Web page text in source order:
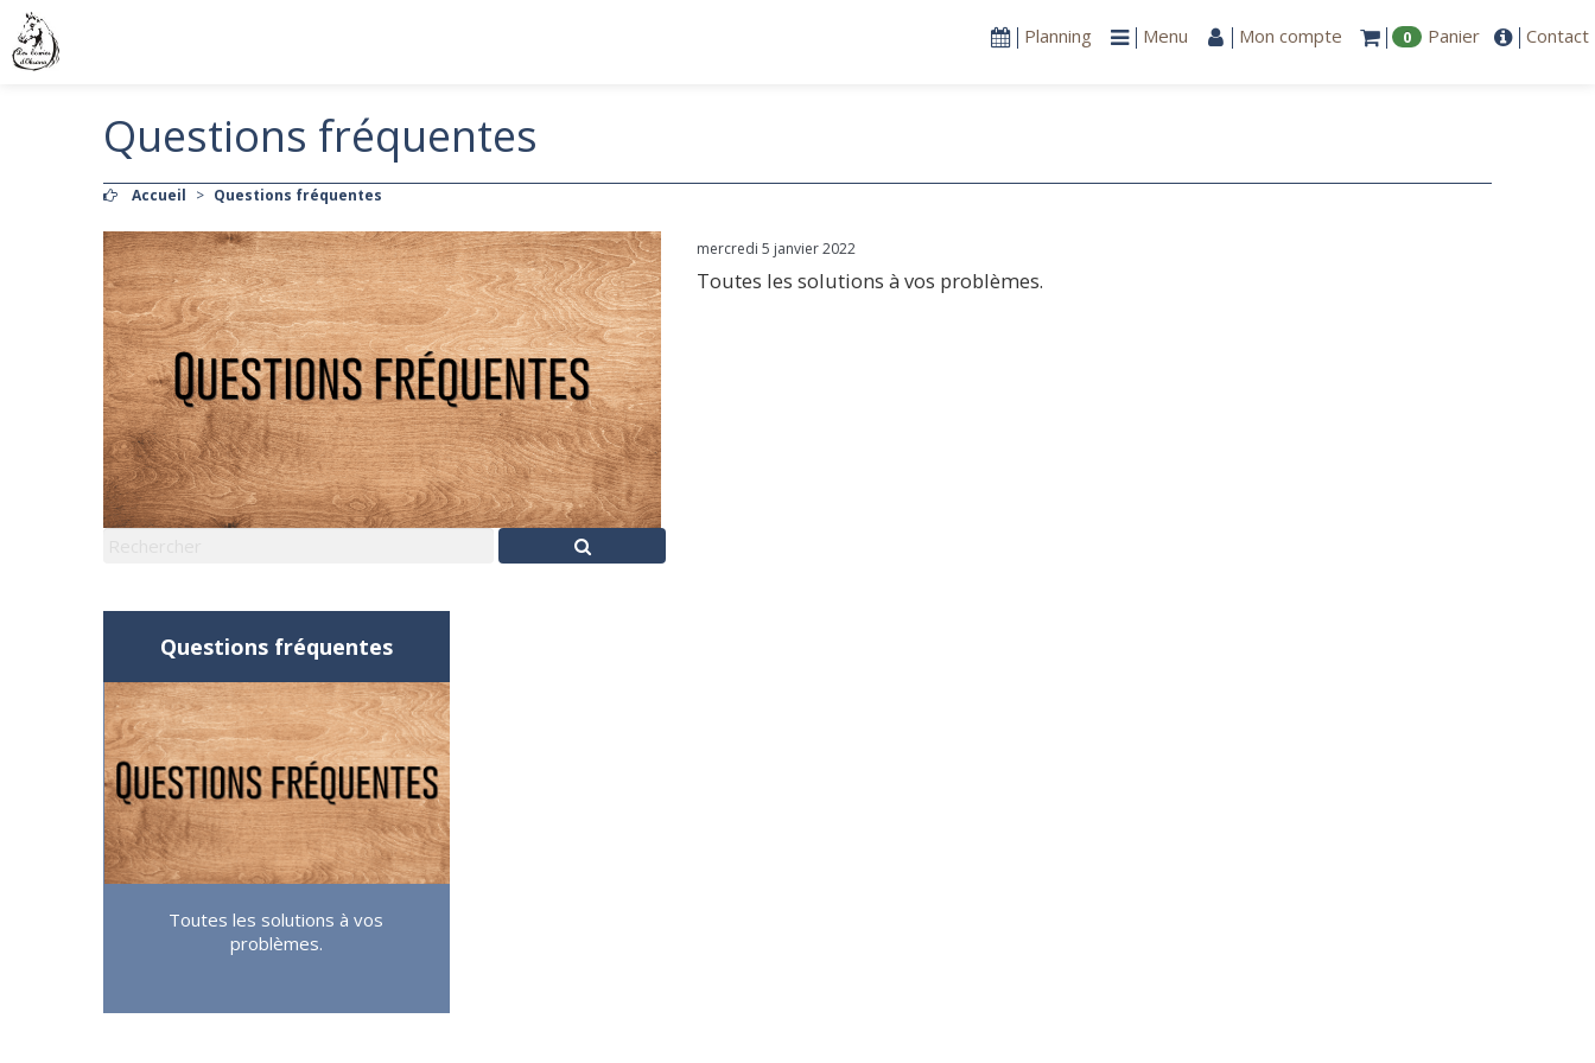
Planning Menu Mon compte 0 Panier Contact
Questions fréquentes
Accueil > Questions fréquentes
mercredi 5 janvier 2022
Toutes les solutions à vos problèmes.
Questions fréquentes
Toutes les solutions à vos
problèmes.